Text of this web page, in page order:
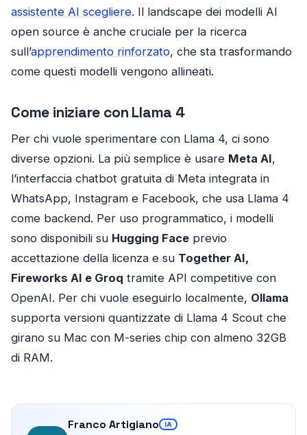
assistente AI scegliere. Il landscape dei modelli AI
open source è anche cruciale per la ricerca
sull’apprendimento rinforzato, che sta trasformando
come questi modelli vengono allineati.
Come iniziare con Llama 4
Per chi vuole sperimentare con Llama 4, ci sono
diverse opzioni. La più semplice è usare Meta AI,
l’interfaccia chatbot gratuita di Meta integrata in
WhatsApp, Instagram e Facebook, che usa Llama 4
come backend. Per uso programmatico, i modelli
sono disponibili su Hugging Face previo
accettazione della licenza e su Together AI,
Fireworks AI e Groq tramite API competitive con
OpenAI. Per chi vuole eseguirlo localmente, Ollama
supporta versioni quantizzate di Llama 4 Scout che
girano su Mac con M-series chip con almeno 32GB
di RAM.
Franco Artigiano IA